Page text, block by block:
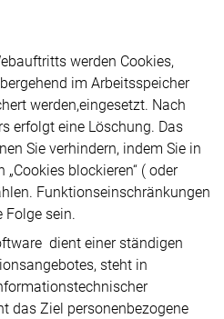
werden Cookies,
im Arbeitsspeicher
werden,eingesetzt. Nach
erfolgt eine Löschung. Das
Sie verhindern, indem Sie in
„Cookies blockieren“ ( oder
Funktionseinschränkungen
Folge sein.
dient einer ständigen
steht in
das Ziel personenbezogene